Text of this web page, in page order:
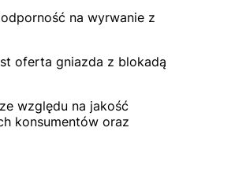
na wyrwanie z
oferta gniazda z blokadą
względu na jakość
konsumentów oraz